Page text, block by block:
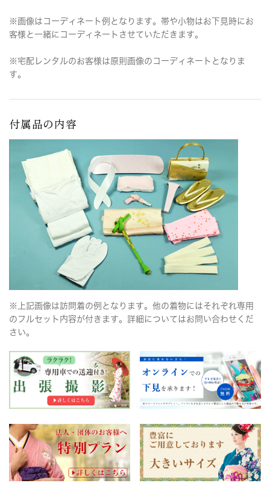
※画像はコーディネート例となります。帯や小物はお下見時にお
客様と一緒にコーディネートさせていただきます。
※宅配レンタルのお客様は原則画像のコーディネートとなりま
す。
付属品の内容
※上記画像は訪問着の例となります。他の着物にはそれぞれ専用
のフルセット内容が付きます。詳細についてはお問い合わせくだ
さい。